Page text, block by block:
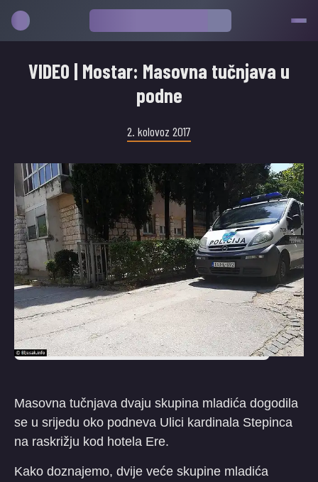
VIDEO | Mostar: Masovna tučnjava u
podne
2. kolovoz 2017
Masovna tučnjava dvaju skupina mladića dogodila
se u srijedu oko podneva Ulici kardinala Stepinca
na raskrižju kod hotela Ere.
Kako doznajemo, dvije veće skupine mladića